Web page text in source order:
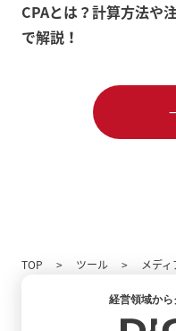
CPAとは？計算方法や
で解説！
TOP ツール メディ
経営領域か